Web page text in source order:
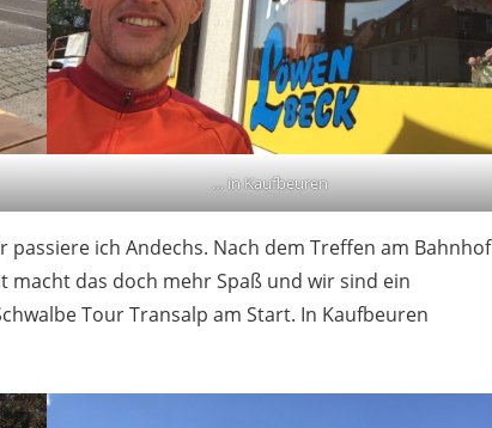
… in Kaufbeuren
ich Andechs. Nach dem Treffen am Bahnhof
macht das doch mehr Spaß und wir sind ein
Tour Transalp am Start. In Kaufbeuren